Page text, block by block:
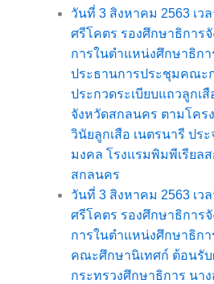
วันที่ 3 สิงหาคม 2563 เว
ศรีโคตร รองศึกษาธิการ
การในตำแหน่งศึกษาธิก
ประธานการประชุมคณะ
ประกวดระเบียบแถวลูกเ
จังหวัดสกลนคร ตามโคร
วินัยลูกเสือ เนตรนารี ปร
มงคล โรงแรมพิมพีเรียล
สกลนคร
วันที่ 3 สิงหาคม 2563 เว
ศรีโคตร รองศึกษาธิการ
การในตำแหน่งศึกษาธิก
คณะศึกษานิเทศก์ ต้อนรับ
กระทรวงศึกษาธิการ นา